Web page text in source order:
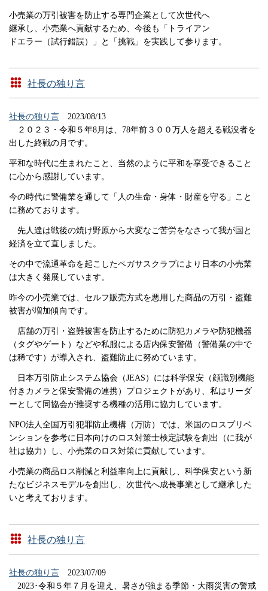
小売業の万引被害を防止する専門企業として次世代へ
継承し、小売業へ貢献するため、今後も「トライアン
ドエラー（試行錯誤）」と「挑戦」を実践して参ります。
社長の独り言
社長の独り言 2023/08/13
２０２３・令和５年8月は、78年前３００万人を超える戦没者を
出した終戦の月です。
平和な時代に生まれたこと、当然のように平和を享受できること
に心から感謝しています。
今の時代に警備業を通して「人の生命・身体・財産を守る」こと
に務めております。
先人達は戦後の焼け野原から大変なご苦労をなさって我が国と
経済を立て直しました。
その中で流通革命を起こしたペガサスクラブにより日本の小売業
は大きく発展しています。
昨今の小売業では、セルフ販売方式を悪用した商品の万引・盗難
被害が増加傾向です。
店舗の万引・盗難被害を防止するために防犯カメラや防犯機器
（タグやゲート）などや私服による店内保安警備（警備業の中で
は稀です）が導入され、盗難防止に努めています。
日本万引防止システム協会（JEAS）には科学保安（顔識別機能
付きカメラと保安警備の連携）プロジェクトがあり、私はリーダ
ーとして同協会が推奨する機種の活用に協力しています。
NPO法人全国万引犯罪防止機構（万防）では、米国のロスプリベ
ンションを参考に日本向けのロス対策士検定試験を創出（に我が
社は協力）し、小売業のロス対策に貢献しています。
小売業の商品ロス削減と利益率向上に貢献し、科学保安という新
たなビジネスモデルを創出し、次世代へ成長事業として継承した
いと考えております。
社長の独り言
社長の独り言 2023/07/09
2023･令和５年７月を迎え、暑さが強まる季節・大雨災害の警戒